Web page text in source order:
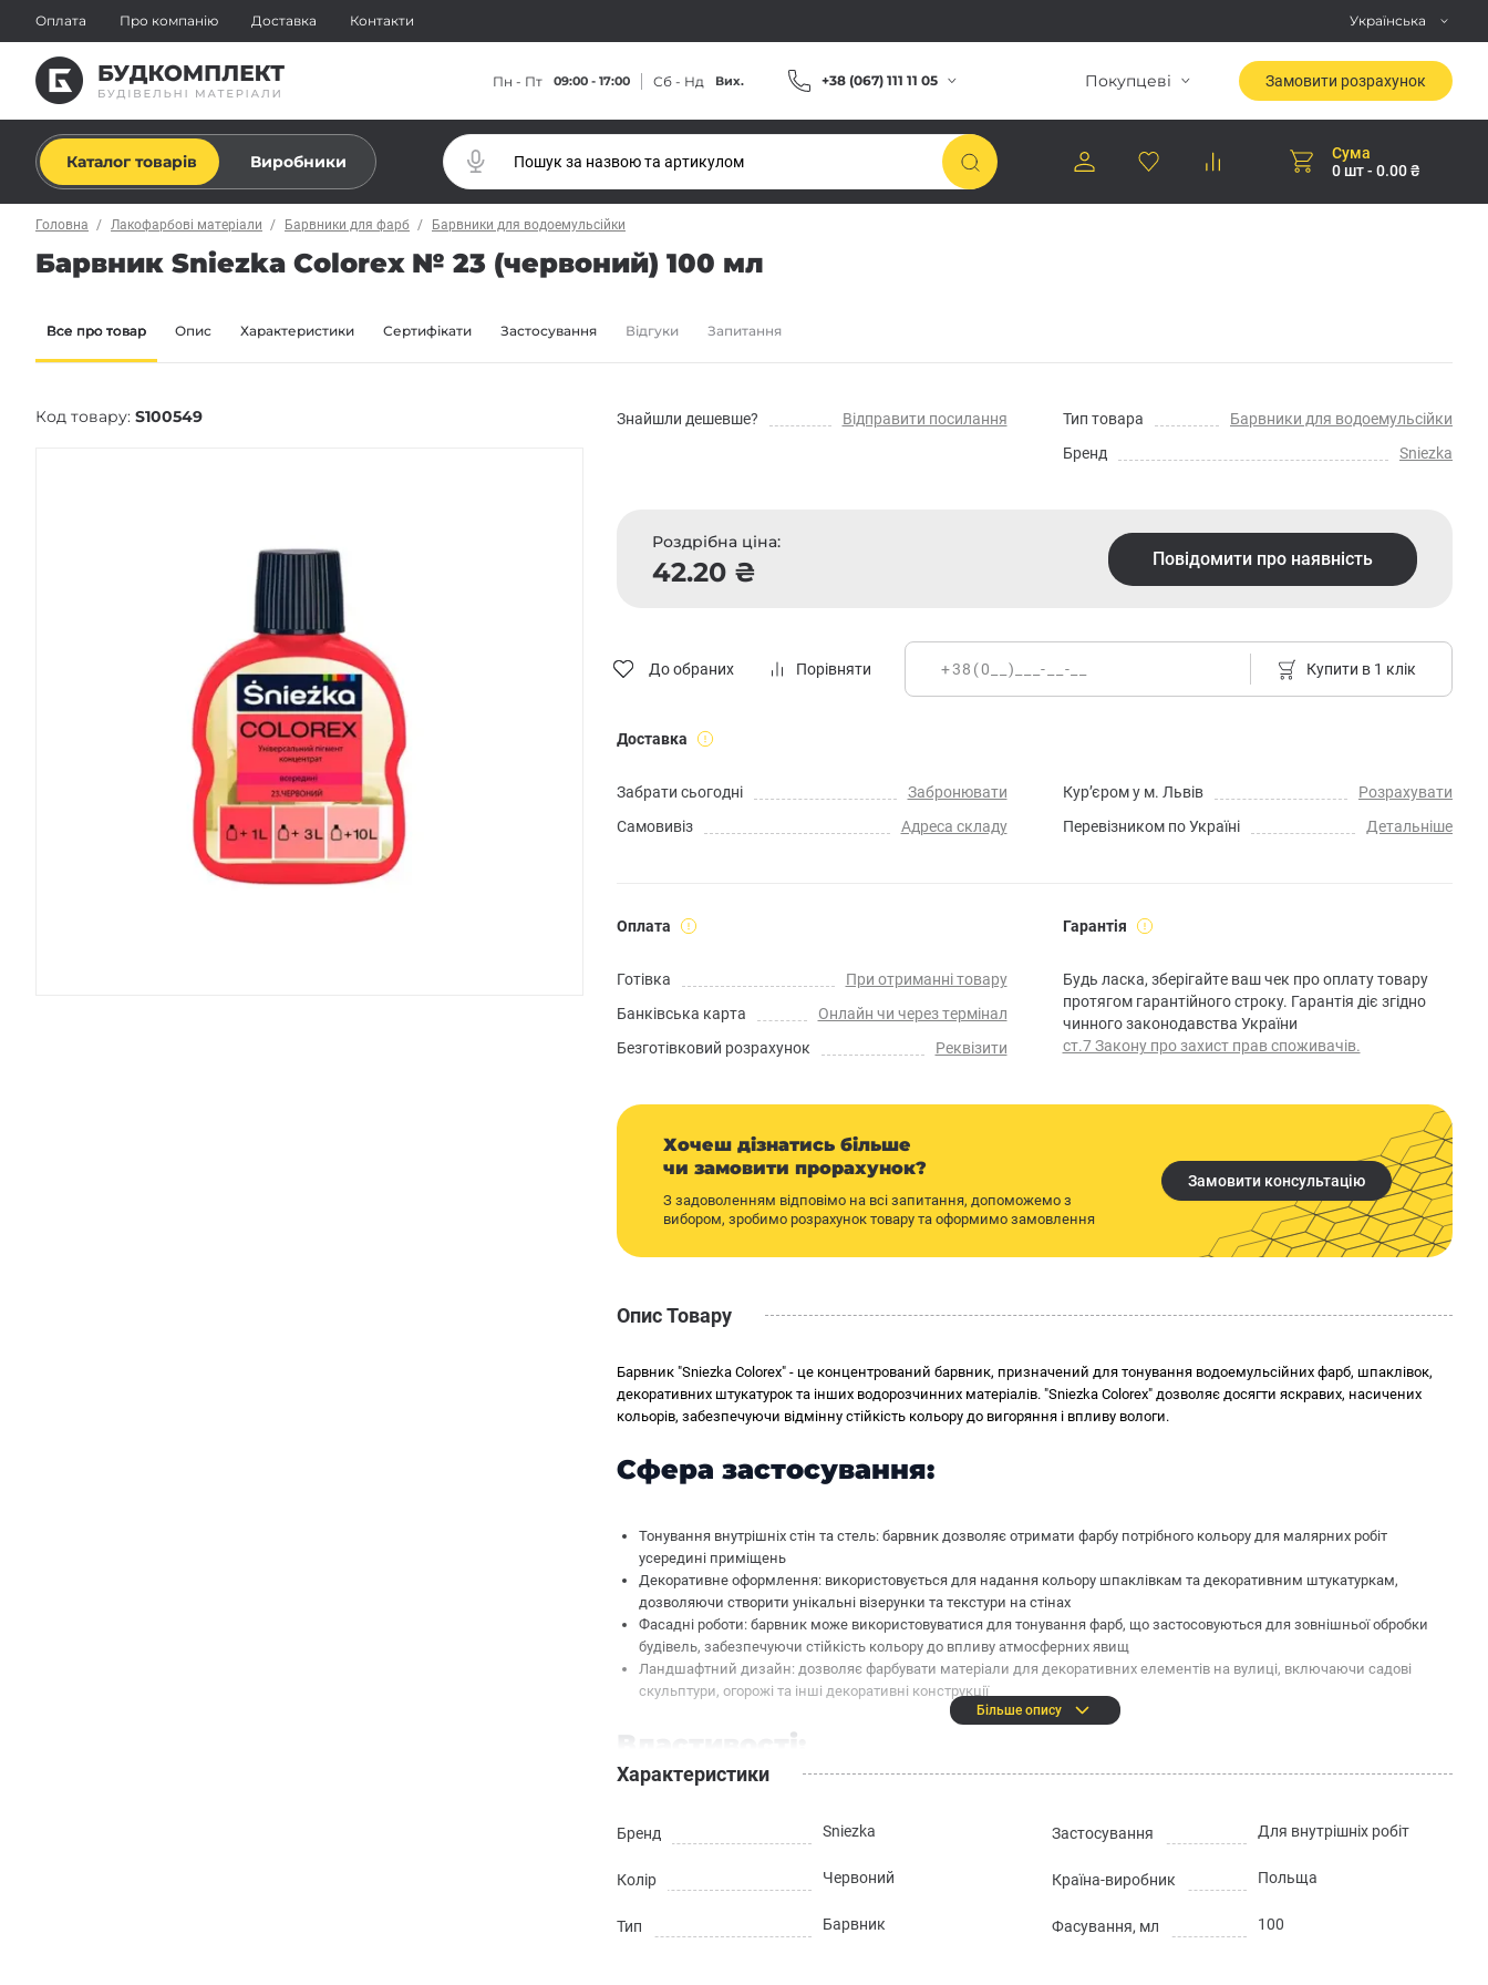
Оплата Про компанію Доставка Контакти Українська
Пн - Пт 09:00 - 17:00 Сб - Нд Вих. +38 (067) 111 11 05 Покупцеві Замовити розрахунок
Каталог товарів Виробники
Сума
0 шт - 0.00 ₴
Головна Лакофарбові матеріали Барвники для фарб Барвники для водоемульсійки
Барвник Sniezka Colorex № 23 (червоний) 100 мл
Все про товар Опис Характеристики Сертифікати Застосування Відгуки Запитання
Код товару: S100549 Знайшли дешевше? Відправити посилання Тип товара
Барвники для водоемульсійки
Бренд
Sniezka
Роздрібна ціна:
42.20 ₴ Повідомити про наявність
До обраних Порівняти Купити в 1 клік
Доставка
Забрати сьогодні
Забронювати
Самовивіз
Адреса складу
Кур’єром у м. Львів
Розрахувати
Перевізником по Україні
Детальніше
Оплата
Готівка
При отриманні товару
Банківська карта
Онлайн чи через термінал
Безготівковий розрахунок
Реквізити
Гарантія
Будь ласка, зберігайте ваш чек про оплату товару
протягом гарантійного строку. Гарантія діє згідно
чинного законодавства України
ст.7 Закону про захист прав споживачів.
Хочеш дізнатись більше
чи замовити прорахунок?
З задоволенням відповімо на всі запитання, допоможемо з
вибором, зробимо розрахунок товару та оформимо замовлення
Замовити консультацію
Опис Товару
Барвник "Sniezka Colorex" - це концентрований барвник, призначений для тонування водоемульсійних фарб, шпаклівок,
декоративних штукатурок та інших водорозчинних матеріалів. "Sniezka Colorex" дозволяє досягти яскравих, насичених
кольорів, забезпечуючи відмінну стійкість кольору до вигоряння і впливу вологи.
Сфера застосування:
Тонування внутрішніх стін та стель: барвник дозволяє отримати фарбу потрібного кольору для малярних робіт
усередині приміщень
Декоративне оформлення: використовується для надання кольору шпаклівкам та декоративним штукатуркам,
дозволяючи створити унікальні візерунки та текстури на стінах
Фасадні роботи: барвник може використовуватися для тонування фарб, що застосовуються для зовнішньої обробки
будівель, забезпечуючи стійкість кольору до впливу атмосферних явищ
Ландшафтний дизайн: дозволяє фарбувати матеріали для декоративних елементів на вулиці, включаючи садові
скульптури, огорожі та інші декоративні конструкції
Властивості:
Широка гама кольорів
Більше опису
Характеристики
Бренд Sniezka Застосування Для внутрішніх робіт
Колір Червоний Країна-виробник Польща
Тип Барвник Фасування, мл 100